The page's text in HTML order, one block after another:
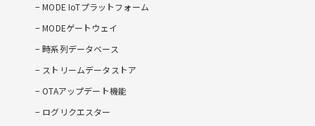
MODE IoTプラットフォーム
MODEゲートウェイ
時系列データベース
ストリームデータストア
OTAアップデート機能
ログリクエスター